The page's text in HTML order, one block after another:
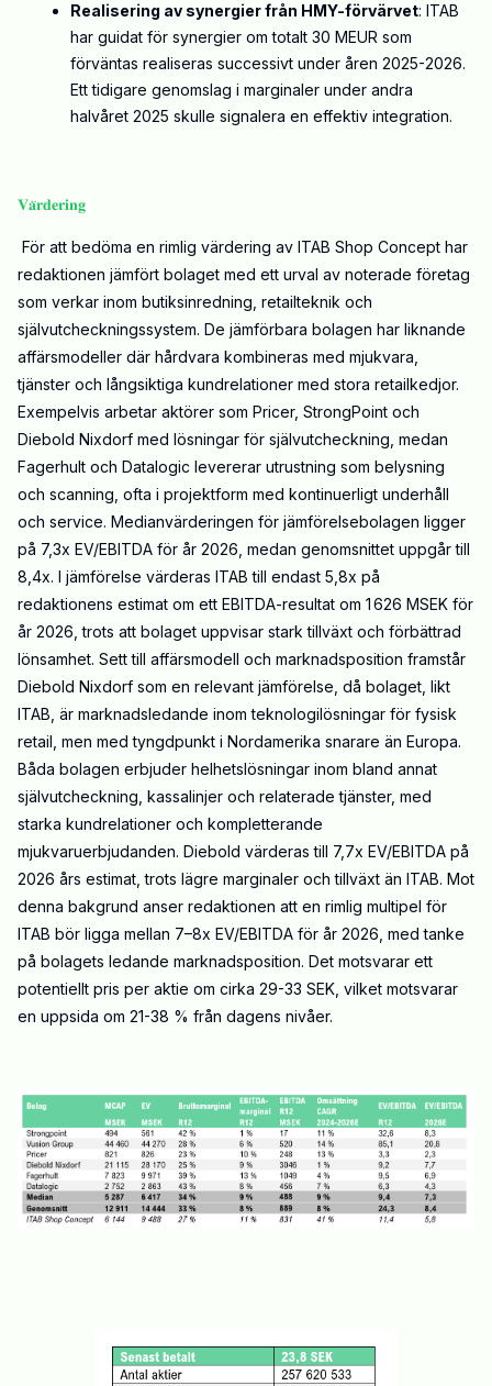
Realisering av synergier från HMY-förvärvet: ITAB
har guidat för synergier om totalt 30 MEUR som
förväntas realiseras successivt under åren 2025-2026.
Ett tidigare genomslag i marginaler under andra
halvåret 2025 skulle signalera en effektiv integration.
𝐕𝐚̈𝐫𝐝𝐞𝐫𝐢𝐧𝐠
För att bedöma en rimlig värdering av ITAB Shop Concept har
redaktionen jämfört bolaget med ett urval av noterade företag
som verkar inom butiksinredning, retailteknik och
självutcheckningssystem. De jämförbara bolagen har liknande
affärsmodeller där hårdvara kombineras med mjukvara,
tjänster och långsiktiga kundrelationer med stora retailkedjor.
Exempelvis arbetar aktörer som Pricer, StrongPoint och
Diebold Nixdorf med lösningar för självutcheckning, medan
Fagerhult och Datalogic levererar utrustning som belysning
och scanning, ofta i projektform med kontinuerligt underhåll
och service. Medianvärderingen för jämförelsebolagen ligger
på 7,3x EV/EBITDA för år 2026, medan genomsnittet uppgår till
8,4x. I jämförelse värderas ITAB till endast 5,8x på
redaktionens estimat om ett EBITDA-resultat om 1 626 MSEK för
år 2026, trots att bolaget uppvisar stark tillväxt och förbättrad
lönsamhet. Sett till affärsmodell och marknadsposition framstår
Diebold Nixdorf som en relevant jämförelse, då bolaget, likt
ITAB, är marknadsledande inom teknologilösningar för fysisk
retail, men med tyngdpunkt i Nordamerika snarare än Europa.
Båda bolagen erbjuder helhetslösningar inom bland annat
självutcheckning, kassalinjer och relaterade tjänster, med
starka kundrelationer och kompletterande
mjukvaruerbjudanden. Diebold värderas till 7,7x EV/EBITDA på
2026 års estimat, trots lägre marginaler och tillväxt än ITAB. Mot
denna bakgrund anser redaktionen att en rimlig multipel för
ITAB bör ligga mellan 7–8x EV/EBITDA för år 2026, med tanke
på bolagets ledande marknadsposition. Det motsvarar ett
potentiellt pris per aktie om cirka 29-33 SEK, vilket motsvarar
en uppsida om 21-38 % från dagens nivåer.